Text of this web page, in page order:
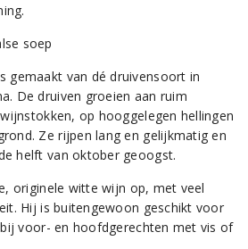
gemaakt van dé druivensoort in
De druiven groeien aan ruim
op hooggelegen hellingen
Ze rijpen lang en gelijkmatig en
helft van oktober geoogst.
originele witte wijn op, met veel
Hij is buitengewoon geschikt voor
voor- en hoofdgerechten met vis of